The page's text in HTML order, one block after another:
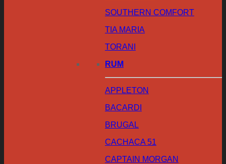
SOUTHERN COMFORT
TIA MARIA
TORANI
RUM
APPLETON
BACARDI
BRUGAL
CACHACA 51
CAPTAIN MORGAN